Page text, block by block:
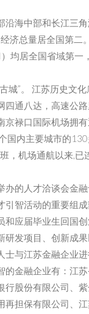
沿海中部和长江三
济总量居全国第二
均居全国省域第一
城”。 江苏历史文
四通八达，高速公
京禄口国际机场拥
国内主要城市的
，机场通航以来,已
办的人才洽谈会金
引智活动的重要组
和应届毕业生回国
研发项目、创新成
与江苏金融企业进
的金融企业有：江
行股份有限公司、
再担保有限公司、